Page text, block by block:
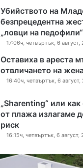
Убийството на
безпрецедентна
„ловци на педофили“
17:06ч, четвъртък, 6 август,
Оставиха в ареста
отвличането на
16:40ч, четвъртък, 6 август,
„Sharenting“ или
от плажа излагаме
риск
16:15ч, четвъртък, 6 август,